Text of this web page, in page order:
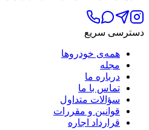
دسترسی سریع
همه‌ی خودروها
مجله
درباره ما
تماس با ما
سؤالات متداول
قوانین و مقررات
قرارداد اجاره